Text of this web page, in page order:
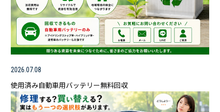
2026.07.08
使用済み自動車用バッテリー無料回収